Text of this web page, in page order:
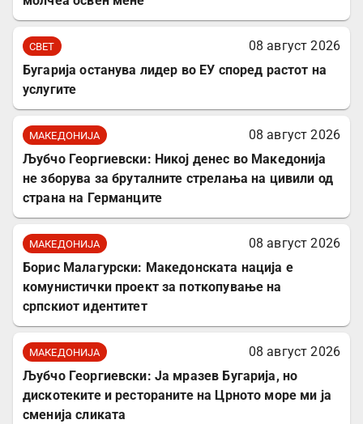
СВЕТ
08 август 2026
Бугарија останува лидер во ЕУ според растот на
услугите
МАКЕДОНИЈА
08 август 2026
Љубчо Георгиевски: Никој денес во Македонија
не зборува за бруталните стрелања на цивили од
страна на Германците
МАКЕДОНИЈА
08 август 2026
Борис Малагурски: Македонската нација е
комунистички проект за поткопување на
српскиот идентитет
МАКЕДОНИЈА
08 август 2026
Љубчо Георгиевски: Ја мразев Бугарија, но
дискотеките и рестораните на Црното море ми ја
сменија сликата